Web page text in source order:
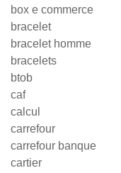
box e commerce
bracelet
bracelet homme
bracelets
btob
caf
calcul
carrefour
carrefour banque
cartier